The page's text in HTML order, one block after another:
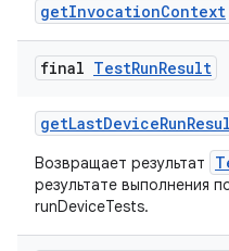
getInvocationContext
final TestRunResult
getLastDeviceRun
Возвращает результат
результате выполнения
runDeviceTests.